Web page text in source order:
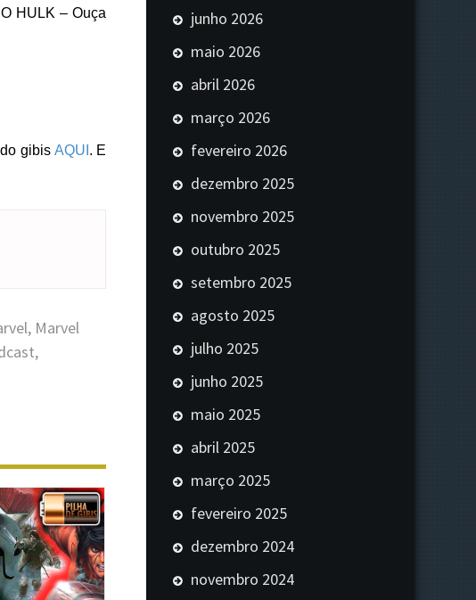
HULK – Ouça
gibis AQUI . E
, Marvel
,
junho 2026
maio 2026
abril 2026
março 2026
fevereiro 2026
dezembro 2025
novembro 2025
outubro 2025
setembro 2025
agosto 2025
julho 2025
junho 2025
maio 2025
abril 2025
março 2025
fevereiro 2025
dezembro 2024
novembro 2024